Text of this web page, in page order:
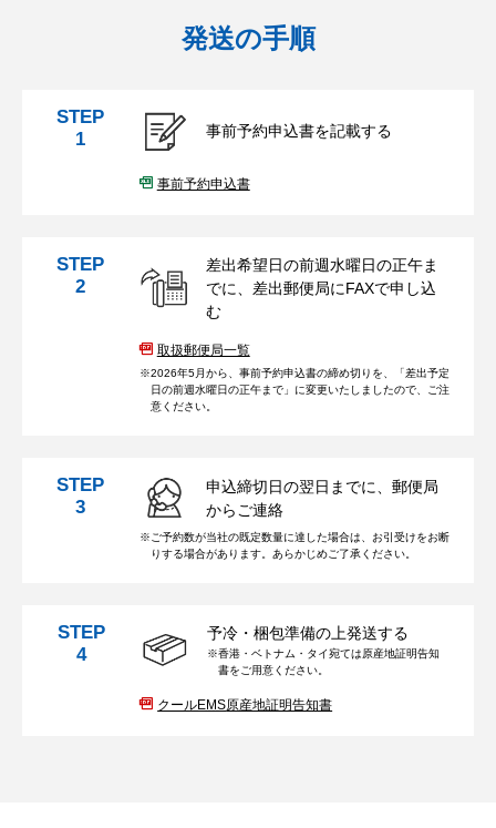
発送の手順
STEP
1
事前予約申込書を記載する
事前予約申込書
STEP
2
差出希望日の前週水曜日の正午ま
でに、差出郵便局にFAXで申し込
む
取扱郵便局一覧
2026年5月から、事前予約申込書の締め切りを、「差出予定
日の前週水曜日の正午まで」に変更いたしましたので、ご注
意ください。
STEP
3
申込締切日の翌日までに、郵便局
からご連絡
ご予約数が当社の既定数量に達した場合は、お引受けをお断
りする場合があります。あらかじめご了承ください。
STEP
4
予冷・梱包準備の上発送する
香港・ベトナム・タイ宛ては原産地証明告知
書をご用意ください。
クールEMS原産地証明告知書